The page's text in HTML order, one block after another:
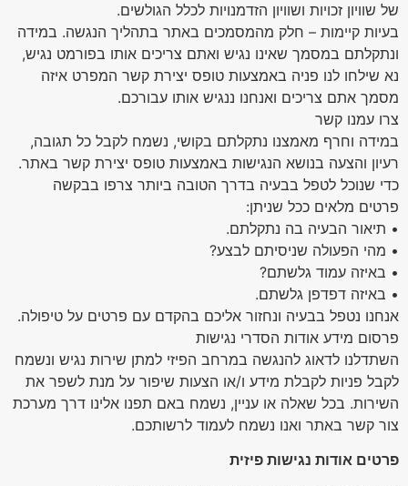
של שוויון זכויות ושוויון הזדמנויות לכלל הגולשים.
בעיות קיימות – חלק מהמסמכים באתר בתהליך הנגשה. במידה
ונתקלתם במסמך שאינו נגיש ואתם צריכים אותו בפורמט נגיש,
נא שילחו לנו פניה באמצעות טופס יצירת קשר המפרט איזה
מסמך אתם צריכים ואנחנו ננגיש אותו עבורכם.
צרו עמנו קשר
במידה וחרף מאמצנו נתקלתם בקושי, נשמח לקבל כל תגובה,
רעיון והצעה בנושא הנגישות באמצעות טופס יצירת קשר באתר.
כדי שנוכל לטפל בבעיה בדרך הטובה ביותר צרפו בבקשה
פרטים מלאים ככל שניתן:
• תיאור הבעיה בה נתקלתם.
• מהי הפעולה שניסיתם לבצע?
• באיזה עמוד גלשתם?
• באיזה דפדפן גלשתם.
אנחנו נטפל בבעיה ונחזור אליכם בהקדם עם פרטים על טיפולה.
פרסום מידע אודות הסדרי נגישות
השתדלנו לדאוג להנגשה במרחב הפיזי למתן שירות נגיש ונשמח
לקבל פניות לקבלת מידע ו/או הצעות שיפור על מנת לשפר את
השירות. בכל שאלה או עניין, נשמח באם תפנו אלינו דרך מערכת
צור קשר באתר ואנו נשמח לעמוד לרשותכם.
פרטים אודות נגישות פיזית